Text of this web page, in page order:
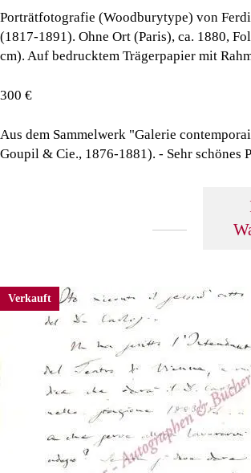
Porträtfotografie (Woodburytype) von
(1817-1891). Ohne Ort (Paris), ca. 1880,
cm). Auf bedrucktem Trägerpapier mit
300 €
Aus dem Sammelwerk "Galerie
Goupil & Cie., 1876-1881). - Sehr schönes
Verkauft